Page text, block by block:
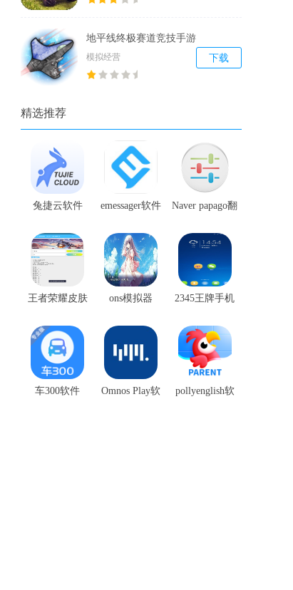
地平线终极赛道竞技手游
模拟经营 下载
精选推荐
兔捷云软件 emessager软件
Naver papago翻
王者荣耀皮肤
ons模拟器
2345王牌手机
车300软件
Omnos Play软
pollyenglish软